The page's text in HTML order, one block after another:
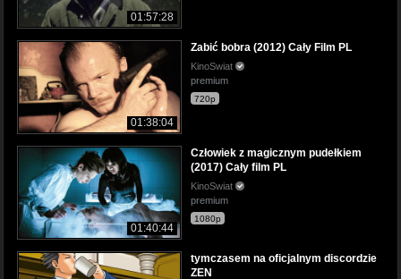
01:57:28
01:38:04
Zabić bobra (2012) Cały Film PL
KinoSwiat
premium
720p
01:40:44
Człowiek z magicznym pudełkiem
(2017) Cały film PL
KinoSwiat
premium
1080p
tymczasem na oficjalnym discordzie
ZEN